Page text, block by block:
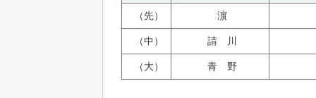
（先） 濵
（中） 請 川
（大） 青 野